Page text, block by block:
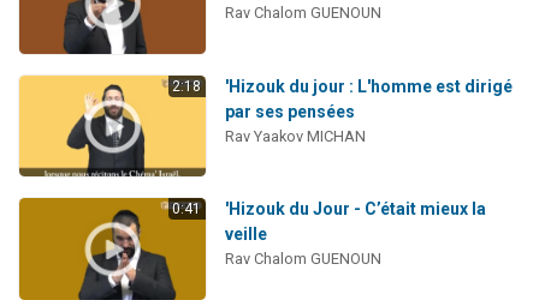
Rav Chalom GUENOUN
2:18
'Hizouk du jour : L'homme est dirigé
par ses pensées
Rav Yaakov MICHAN
0:41
'Hizouk du Jour - C’était mieux la
veille
Rav Chalom GUENOUN